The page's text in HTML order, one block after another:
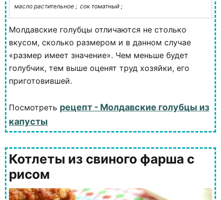
масло растительное ; сок томатный ;
Молдавские голубцы отличаются не столько
вкусом, сколько размером и в данном случае
«размер имеет значение». Чем меньше будет
голубчик, тем выше оценят труд хозяйки, его
приготовившей.
Посмотреть рецепт - Молдавские голубцы из
капусты
Котлеты из свиного фарша с
рисом